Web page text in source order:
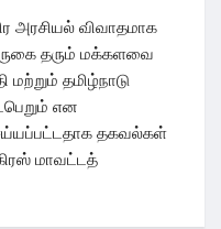
அரசியல் விவாதமாக
தரும் மக்களவை
மற்றும் தமிழ்நாடு
என
தகவல்கள்
மாவட்டத்